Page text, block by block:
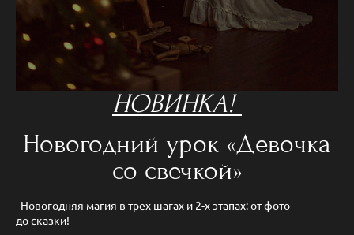
НОВИНКА!
Новогодний урок «Девочка
со свечкой»
Новогодняя магия в трех шагах и 2-х этапах: от фото
до сказки!